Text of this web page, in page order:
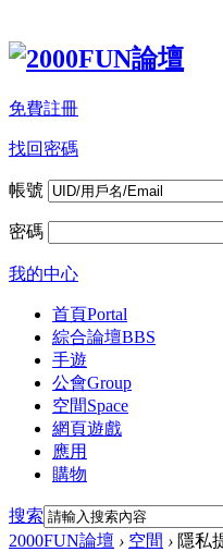
免費註冊
找回密碼
帳號
密碼
我的中心
首頁Portal
綜合論壇BBS
手遊
公會Group
空間Space
網頁遊戲
應用
購物
搜索
2000FUN論壇 › 空間 › 隱私